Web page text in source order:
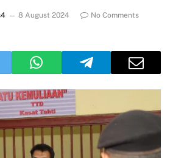
8 August 2024
No Comments